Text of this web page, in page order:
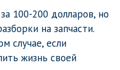
100-200 долларов, но
на запчасти.
случае, если
жизнь своей